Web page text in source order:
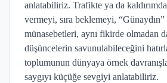
anlatabiliriz. Trafikte ya da
vermeyi, sıra beklemeyi,
münasebetleri, aynı fikirde olmadan
düşüncelerin savunulabileceğini
toplumunun dünyaya örnek
saygıyı küçüğe sevgiyi anlatabiliriz.